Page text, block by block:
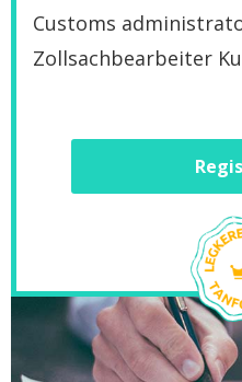
Customs
Zollsachbearbeiter